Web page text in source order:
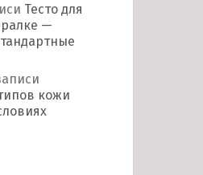
Тесто для
—
кожи